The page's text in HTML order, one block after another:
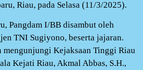
Riau, pada Selasa (11/3/2025).
Pangdam I/BB disambut oleh
TNI Sugiyono, beserta jajaran.
mengunjungi Kejaksaan Tinggi Riau
Kejati Riau, Akmal Abbas, S.H.,